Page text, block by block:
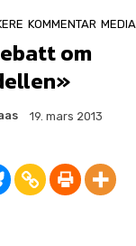
KOMMENTAR MEDIA
om
19. mars 2013